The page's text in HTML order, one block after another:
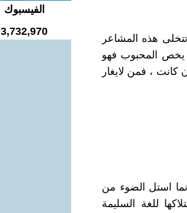
هذه المشاعر
يخص المحبوب فهو
كانت ، فمن لايغار
استل الضوء من
للغة السليمة
الفيسبوك
3,732,970